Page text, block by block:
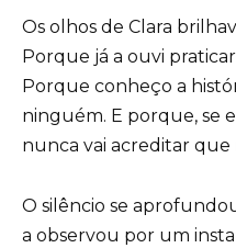
Os olhos de Clara
Porque já a ouvi
Porque conheço a
ninguém. E porque, se
nunca vai acreditar que
O silêncio se
a observou por um